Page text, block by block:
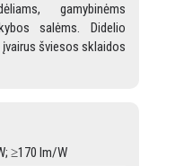
gamybinėms
salėms. Didelio
įvairus šviesos sklaidos
≥170 lm/W